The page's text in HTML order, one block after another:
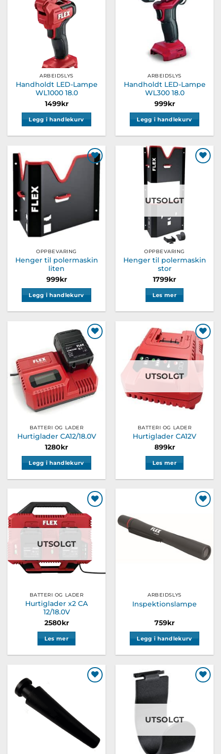
ønskeliste
ARBEIDSLYS
Handholdt LED-Lampe
WL1000 18.0
1499kr
Legg i handlekurv
ønskeliste
ARBEIDSLYS
Handholdt LED-Lampe
WL300 18.0
999kr
Legg i handlekurv
OPPBEVARING
Henger til polermaskin
liten
999kr
Legg i handlekurv
Legg til
ønskeliste
UTSOLGT
OPPBEVARING
Henger til polermaskin
stor
1799kr
Les mer
Legg til
ønskeliste
BATTERI OG LADER
Hurtiglader CA12/18.0V
1280kr
Legg i handlekurv
Legg til
ønskeliste
UTSOLGT
BATTERI OG LADER
Hurtiglader CA12V
899kr
Les mer
Legg til
ønskeliste
UTSOLGT
BATTERI OG LADER
Hurtiglader x2 CA
12/18.0V
2580kr
Les mer
ARBEIDSLYS
Inspektionslampe
759kr
Legg i handlekurv
UTSOLGT